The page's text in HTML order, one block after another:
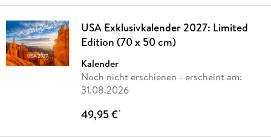
USA Exklusivkalender 2027: Limited
Edition (70 x 50 cm)
Kalender
Noch nicht erschienen - erscheint am:
31.08.2026
49,95 €*